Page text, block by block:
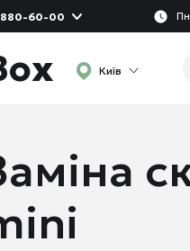
880-60-00
Київ